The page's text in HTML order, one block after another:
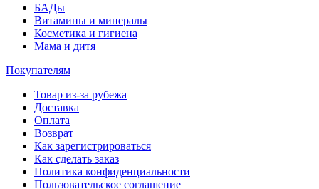
БАДы
Витамины и минералы
Косметика и гигиена
Мама и дитя
Покупателям
Товар из-за рубежа
Доставка
Оплата
Возврат
Как зарегистрироваться
Как сделать заказ
Политика конфиденциальности
Пользовательское соглашение